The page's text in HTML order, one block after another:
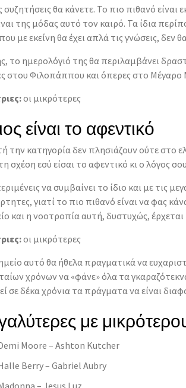
συζητήσεις θα κάνετε. Το πιο πιθανό
της μόδας αυτό τον καιρό. Τα ίδια
με εκείνη θα έχει απλά τις γνώσεις, δεν
το ημερολόγιό της θα περιλαμβάνει
στου Φιλοπάππου και όπερες στο Μέγαρο
οι μικρότερες
είναι το αφεντικό
την κατηγορία δεν πλησιάζουν ούτε στο
σχέση εσύ είσαι το αφεντικό κι ο λόγος
να συμβαίνει το ίδιο και με τις
γιατί το πιο πιθανό είναι να φας
και η νοοτροπία αυτή, δυστυχώς,
οι μικρότερες
αυτό θα ήθελα πραγματικά να
χρόνων να «φάνε» όλα τα
σε δέκα χρόνια τα πράγματα να είναι
με
Moore – Ashton Kutcher
Berry – Gabriel Aubry
– Jesus Luz